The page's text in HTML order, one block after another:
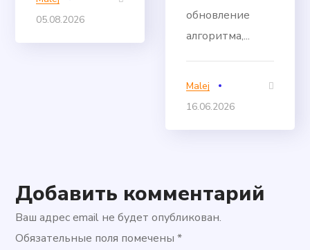
05.08.2026
обновление
алгоритма,...
Malej
16.06.2026
Добавить комментарий
Ваш адрес email не будет опубликован.
Обязательные поля помечены*